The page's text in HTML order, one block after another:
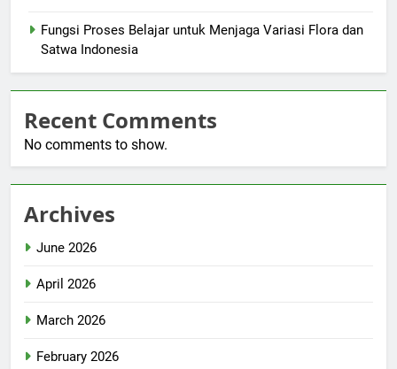
Fungsi Proses Belajar untuk Menjaga Variasi Flora dan
Satwa Indonesia
Recent Comments
No comments to show.
Archives
June 2026
April 2026
March 2026
February 2026